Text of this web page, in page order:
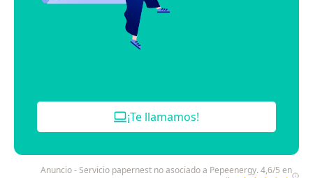
¡Te llamamos!
Anuncio - Servicio papernest no asociado a Pepeenergy. 4,6/5 en